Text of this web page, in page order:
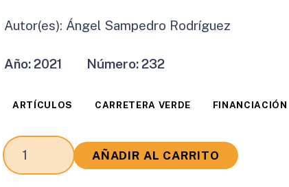
Autor(es): Ángel Sampedro Rodríguez
Año:2021 Número:232
ARTÍCULOS CARRETERA VERDE FINANCIACIÓN
Los
Objetivos
AÑADIR AL CARRITO